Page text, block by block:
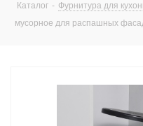
Каталог - Фурнитура для
мусорное для распашных